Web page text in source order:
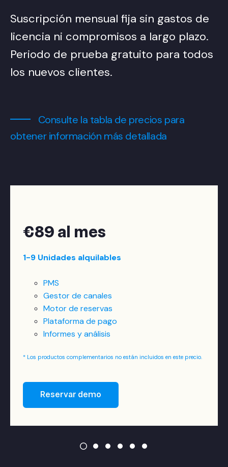
Suscripción mensual fija sin gastos de
licencia ni compromisos a largo plazo.
Periodo de prueba gratuito para todos
los nuevos clientes.
Consulte la tabla de precios para
obtener información más detallada
€89 al mes
1-9 Unidades alquilables
PMS
Gestor de canales
Motor de reservas
Plataforma de pago
Informes y análisis
* Los productos complementarios no están incluidos en este precio.
Reservar demo